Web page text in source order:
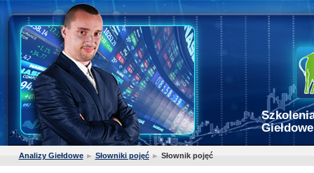
Giełdowe
Analizy Giełdowe ► Słowniki pojęć ► Słownik pojęć